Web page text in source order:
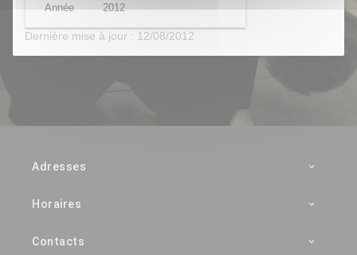
Année 2012
Dernière mise à jour : 12/08/2012
Adresses
Horaires
Contacts